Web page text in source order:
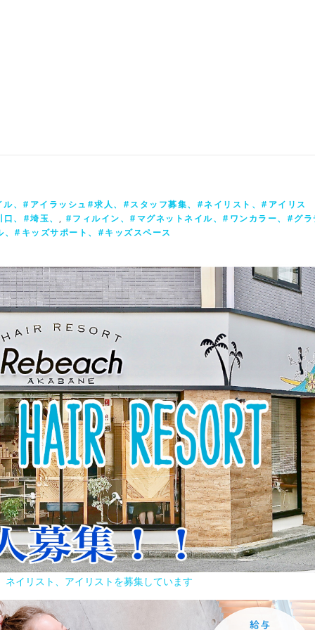
ル、#アイラッシュ#求人、#スタッフ募集、#ネイリスト、#アイリス
、#埼玉、 , #フィルイン、#マグネットネイル、#ワンカラー、#グラ
#キッズサポート、#キッズスペース
ネイリスト、アイリストを募集しています